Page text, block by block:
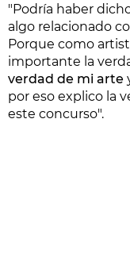
"Podría haber
algo relacionado
Porque como
importante la
verdad de mi arte
por eso explico la
este concurso".